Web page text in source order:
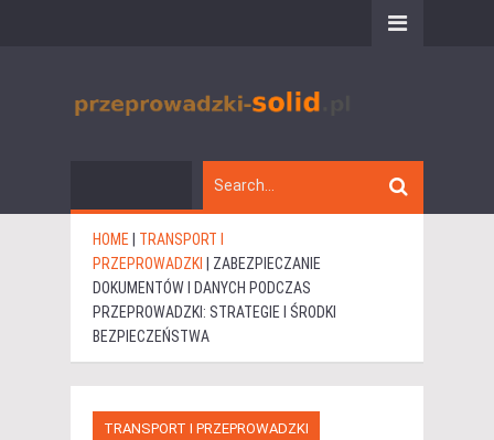
HOME
TRANSPORT I
PRZEPROWADZKI
ZABEZPIECZANIE
DOKUMENTÓW I DANYCH PODCZAS
PRZEPROWADZKI: STRATEGIE I ŚRODKI
BEZPIECZEŃSTWA
TRANSPORT I PRZEPROWADZKI